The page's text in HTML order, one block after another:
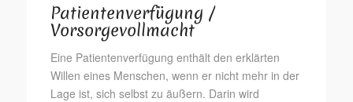
Patientenverfügung /
Vorsorgevollmacht
Eine Patientenverfügung enthält den erklärten
Willen eines Menschen, wenn er nicht mehr in der
Lage ist, sich selbst zu äußern. Darin wird